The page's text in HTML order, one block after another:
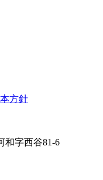
方針
和字西谷81-6